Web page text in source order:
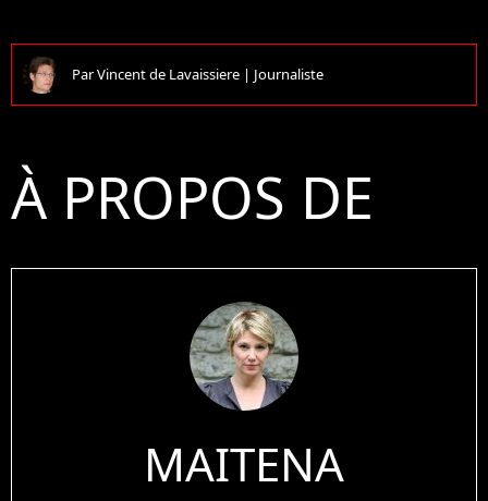
ParVincent de Lavaissiere | Journaliste
À PROPOS DE
MAITENA